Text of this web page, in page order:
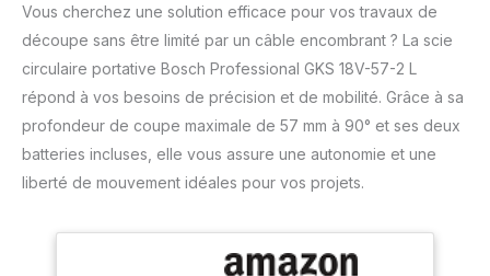
Vous cherchez une solution efficace pour vos travaux de
découpe sans être limité par un câble encombrant ? La scie
circulaire portative Bosch Professional GKS 18V-57-2 L
répond à vos besoins de précision et de mobilité. Grâce à sa
profondeur de coupe maximale de 57 mm à 90° et ses deux
batteries incluses, elle vous assure une autonomie et une
liberté de mouvement idéales pour vos projets.